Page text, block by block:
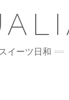
イーツ日和